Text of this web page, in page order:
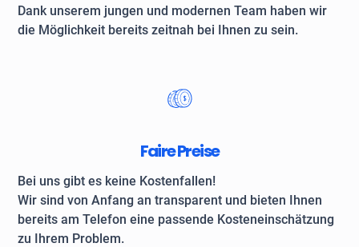
Dank unserem jungen und modernen Team haben wir
die Möglichkeit bereits zeitnah bei Ihnen zu sein.
Faire Preise
Bei uns gibt es keine Kostenfallen!
Wir sind von Anfang an transparent und bieten Ihnen
bereits am Telefon eine passende Kosteneinschätzung
zu Ihrem Problem.